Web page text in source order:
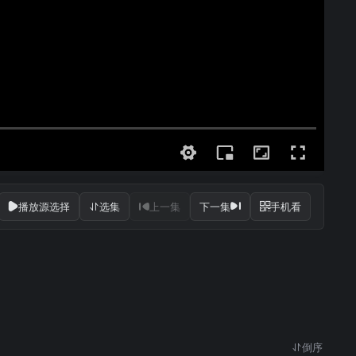
播放源选择 选集 上一集 下一集 手机看
倒序